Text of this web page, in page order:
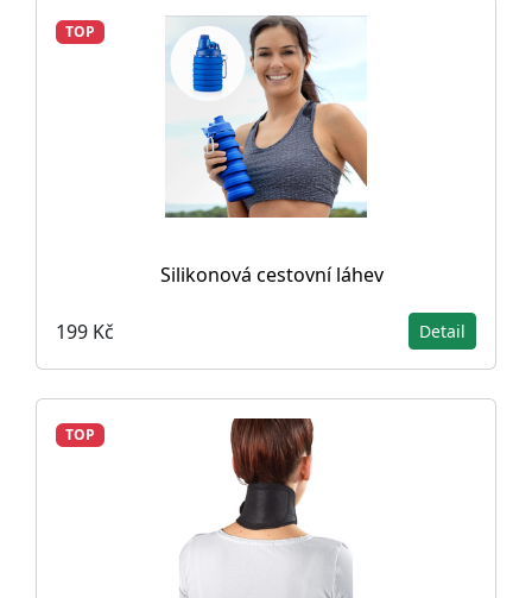
TOP
Silikonová cestovní láhev
199 Kč Detail
TOP